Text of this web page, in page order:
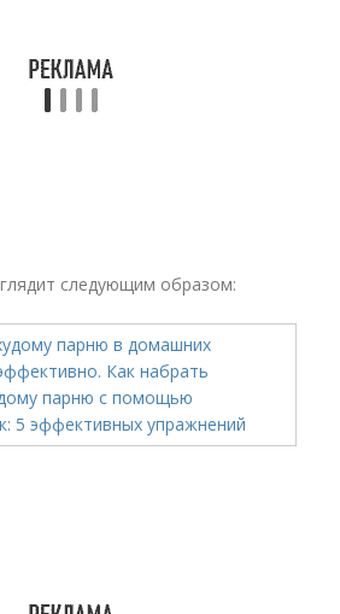
следующим образом: